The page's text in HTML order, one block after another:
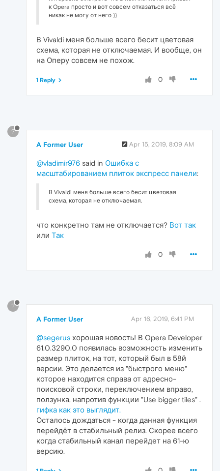
к Opera просто и вот совсем отказаться всё
никак не могу от него ))
В Vivaldi меня больше всего бесит цветовая
схема, которая не отключаемая. И вообще, он
на Оперу совсем не похож.
0
1 Reply
?
A Former User Apr 15, 2019, 8:09 AM
@vladimir976 said in Ошибка с
масштабированием плиток экспресс панели:
В Vivaldi меня больше всего бесит цветовая
схема, которая не отключаемая.
что конкретно там не отключается? Вот так
или Так
0
?
A Former User Apr 16, 2019, 6:41 PM
@segerus хорошая новость! В Opera Developer
61.0.3290.0 появилась возможность изменить
размер плиток, на тот, который был в 58й
версии. Это делается из "быстрого меню"
которое находится справа от адресно-
поисковой строки, переключением вправо,
ползунка, напротив функции "Use bigger tiles" .
гифка как это выглядит.
Осталось дождаться - когда данная функция
перейдёт в стабильный релиз. Скорее всего
когда стабильный канал перейдет на 61-ю
версию.